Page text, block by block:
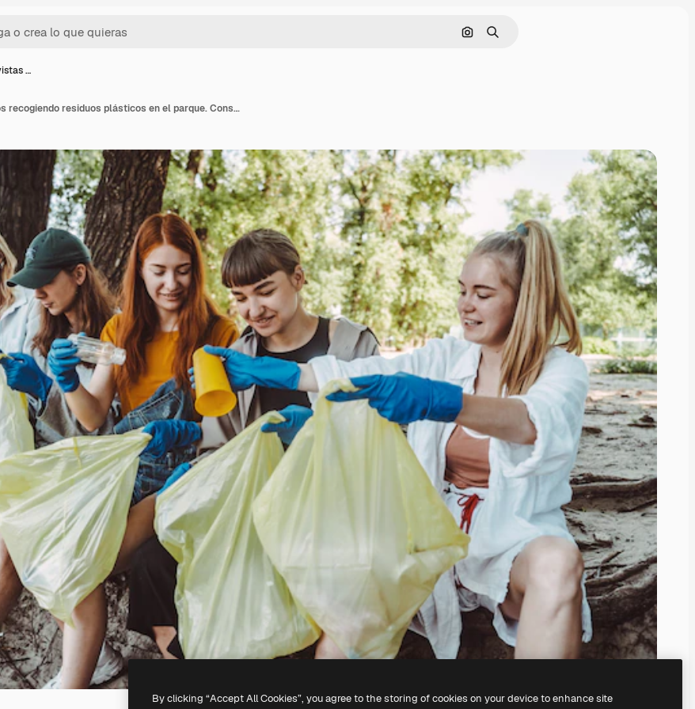
Buscar por imagen
Buscar
…
Grupo de activistas amigos recogiendo residuos plásticos en el parque. Conservación del medio ambiente.
By clicking “Accept All Cookies”, you agree to the storing of cookies on your device to enhance site